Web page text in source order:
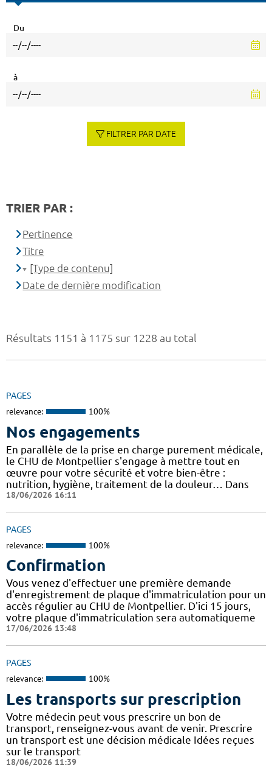
Résultats 1151 à 1175 sur 1228 au total
PAGES
relevance: 100%
Nos engagements
En parallèle de la prise en charge purement médicale,
le CHU de Montpellier s'engage à mettre tout en
œuvre pour votre sécurité et votre bien-être :
nutrition, hygiène, traitement de la douleur… Dans
18/06/2026 16:11
PAGES
relevance: 100%
Confirmation
Vous venez d'effectuer une première demande
d'enregistrement de plaque d'immatriculation pour un
accès régulier au CHU de Montpellier. D'ici 15 jours,
votre plaque d'immatriculation sera automatiqueme
17/06/2026 13:48
PAGES
relevance: 100%
Les transports sur prescription
Votre médecin peut vous prescrire un bon de
transport, renseignez-vous avant de venir. Prescrire
un transport est une décision médicale Idées reçues
sur le transport
18/06/2026 11:39
Du
à
FILTRER PAR DATE
TRIER PAR :
Pertinence
Titre
[Type de contenu]
Date de dernière modification